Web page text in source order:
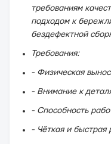
требованиям
подходом к
бездефектной
Требования:
- Физическая
- Внимание к
- Способность
- Чёткая и быстрая